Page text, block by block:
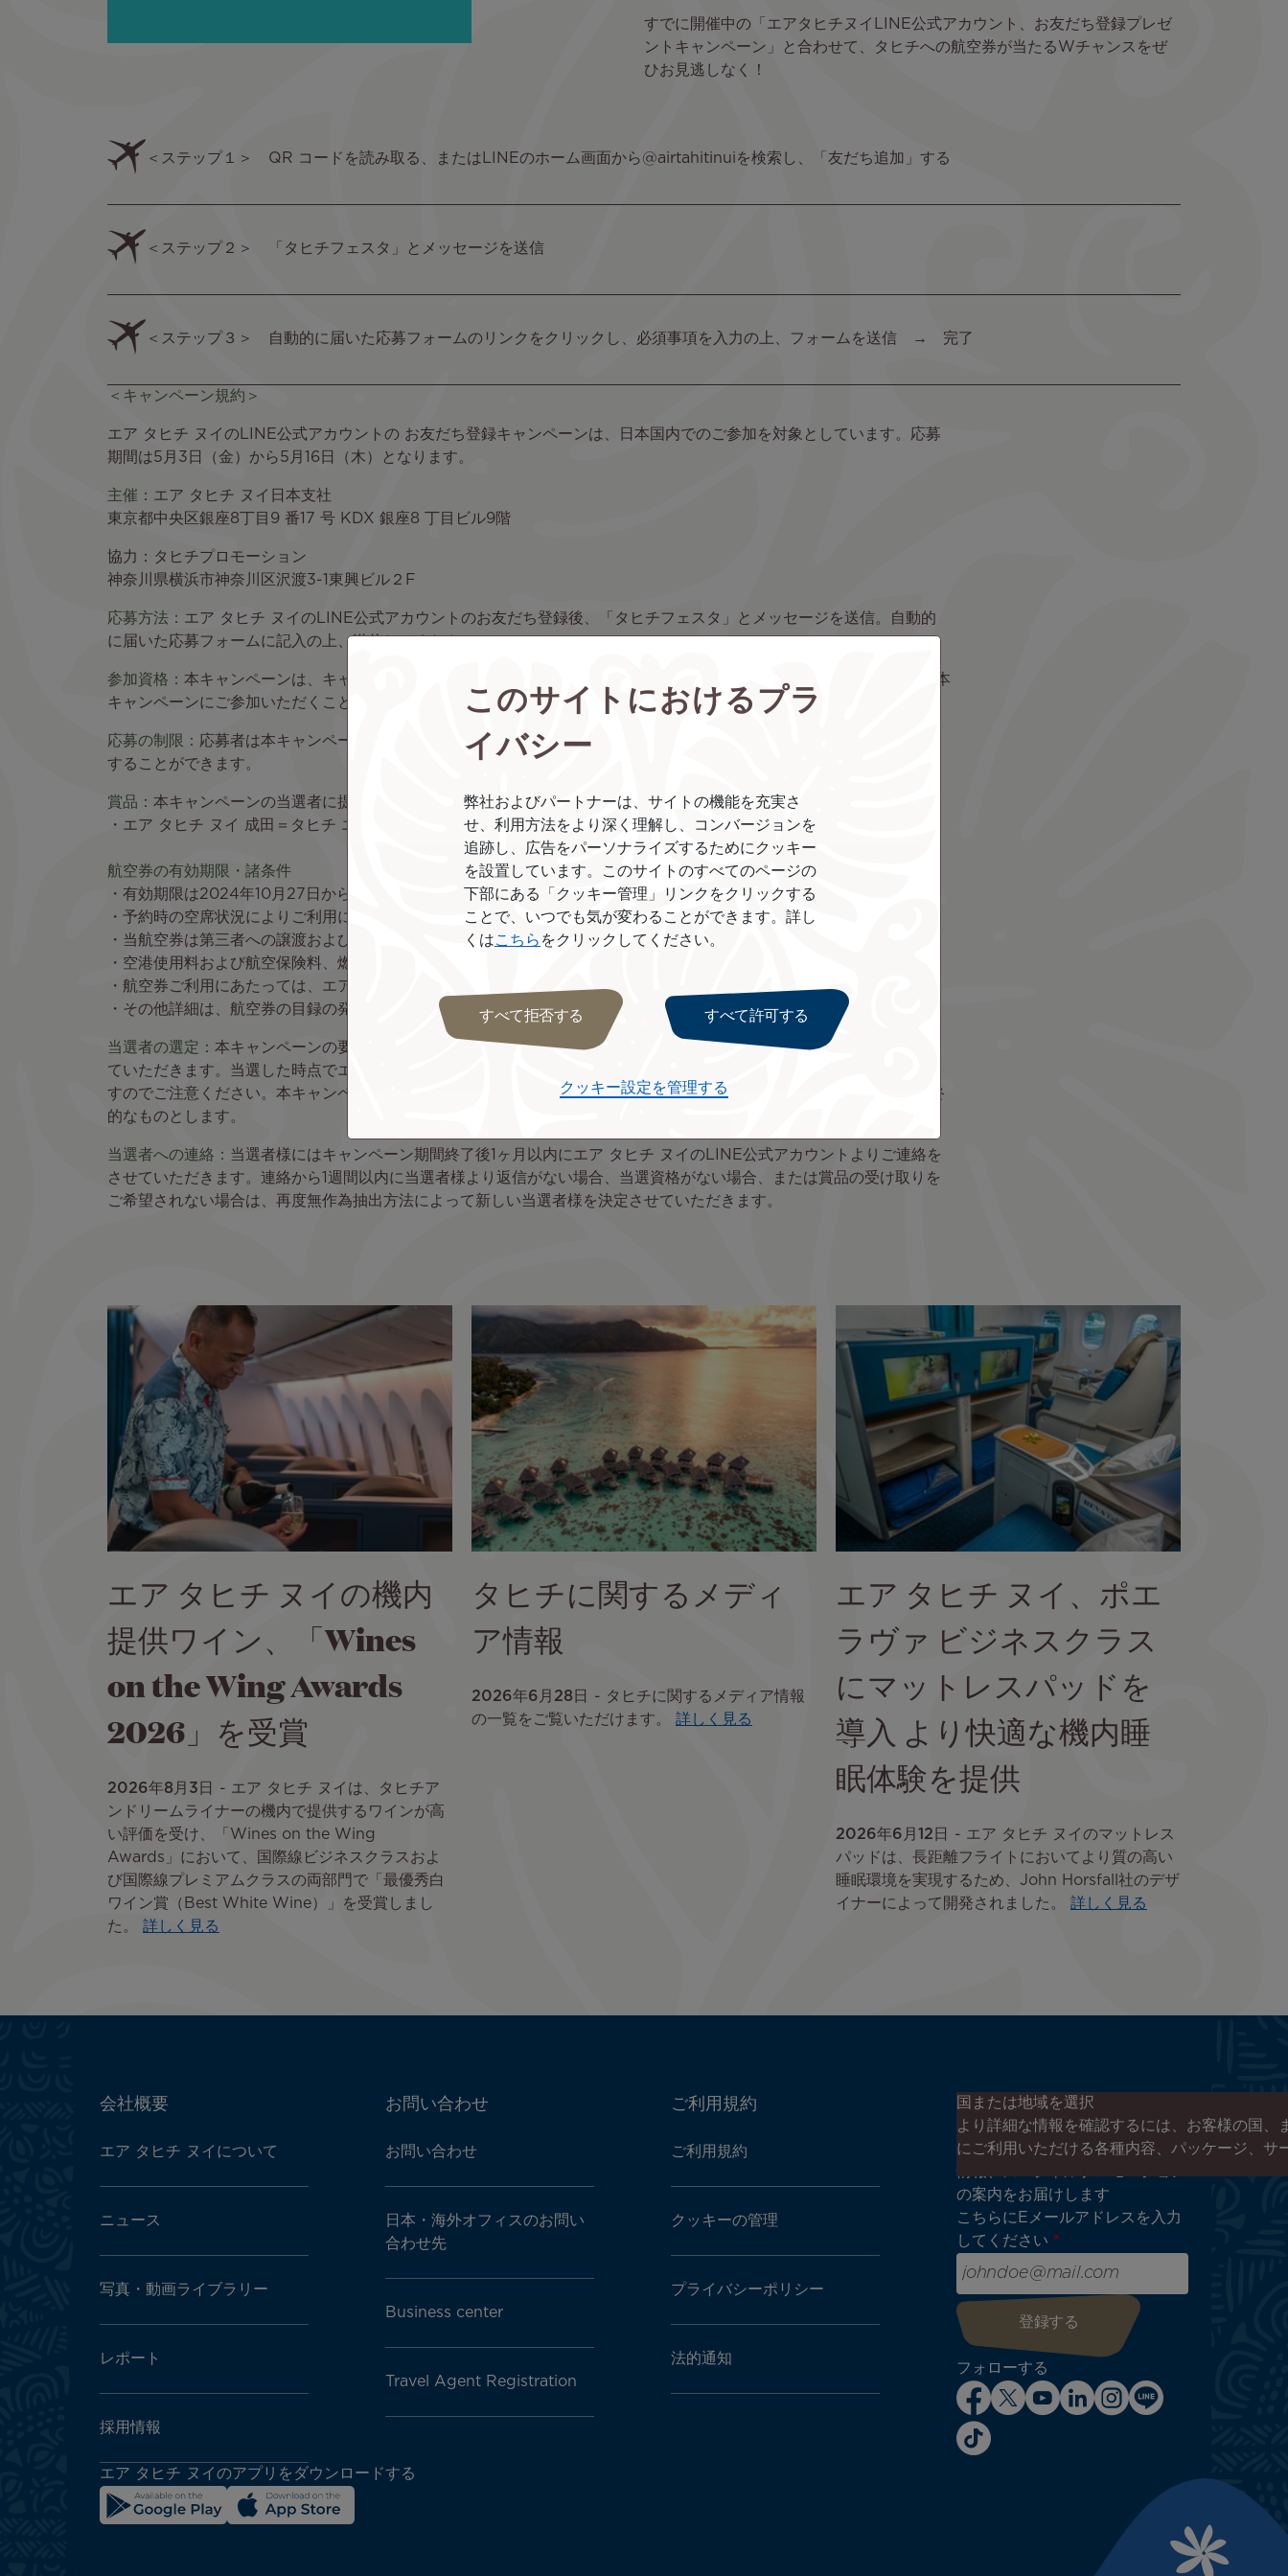
すでに開催中の「エアタヒチヌイLINE公式アカウント、お友だち登録プレゼ
ントキャンペーン」と合わせて、タヒチへの航空券が当たるWチャンスをぜ
ひお見逃しなく！
Text
＜ステップ１＞ QR コードを読み取る、またはLINEのホーム画面から@airtahitinuiを検索し、「友だち追加」する
Text
＜ステップ２＞ 「タヒチフェスタ」とメッセージを送信
Text
＜ステップ３＞ 自動的に届いた応募フォームのリンクをクリックし、必須事項を入力の上、フォームを送信 → 完了
＜キャンペーン規約＞
エア タヒチ ヌイのLINE公式アカウントの お友だち登録キャンペーンは、日本国内でのご参加を対象としています。応募
期間は5月3日（金）から5月16日（木）となります。
主催： エア タヒチ ヌイ日本支社
東京都中央区銀座8丁目9 番17 号 KDX 銀座8 丁目ビル9階
協力： タヒチプロモーション
神奈川県横浜市神奈川区沢渡3-1東興ビル２F
応募方法 ： エア タヒチ ヌイのLINE公式アカウントのお友だち登録後、「タヒチフェスタ」とメッセージを送信。自動的
に届いた応募フォームに記入の上、送信してください。
参加資格： 本キャンペーンは、キャンペーン期間開始時点で18歳以上の日本居住者が対象となります。主催者の関係者は本
キャンペーンにご参加いただくことはできません。
応募の制限：
応募者は本キャンペーンの条件を満たさなければ無効となります。また、キャンペーン期間中に1回のみ応募
することができます。
賞品： 本キャンペーンの当選者に提供される賞品は以下の通りです。
・エア タヒチ ヌイ 成田＝タヒチ エコノミークラス往復航空券 1組2名様
航空券の有効期限・諸条件
・有効期限は2024年10月27日から2025年4月25日 日本帰着となります。（※ご利用には除外日があります）
・予約時の空席状況によりご利用になれない便もございます。
・当航空券は第三者への譲渡および換金はできません。
・空港使用料および航空保険料、燃油サーチャージなどの諸税金および発券手数料はご当選者様のご負担となります。
・航空券ご利用にあたっては、エア タヒチ ヌイが最終的な決定権を留保することとなります。
・その他詳細は、航空券の目録の発送時にお知らせいたします。
当選者の選定： 本キャンペーンの要項を満たす応募者をキャンペーン期間終了後1ヶ月以内に厳正なる抽選の上、決定させ
ていただきます。当選した時点でエア タヒチ ヌイのLINE公式アカウントをブロックしていた場合、当選は無効となりま
すのでご注意ください。本キャンペーンの抽選に関するすべての事項に関し、主催者であるエア タヒチ ヌイの決定を最終
的なものとします。
当選者への連絡： 当選者様にはキャンペーン期間終了後1ヶ月以内にエア タヒチ ヌイのLINE公式アカウントよりご連絡を
させていただきます。連絡から1週間以内に当選者様より返信がない場合、当選資格がない場合、または賞品の受け取りを
ご希望されない場合は、再度無作為抽出方法によって新しい当選者様を決定させていただきます。
エア タヒチ ヌイの機内
提供ワイン、「Wines
on the Wing Awards
2026」を受賞
2026年8月3日
エア タヒチ ヌイは、タヒチア
ンドリームライナーの機内で提供するワインが高
い評価を受け、「Wines on the Wing
Awards」において、国際線ビジネスクラスおよ
び国際線プレミアムクラスの両部門で「最優秀白
ワイン賞（Best White Wine）」を受賞しまし
た。 詳しく見る
イ
ー
ジ
タヒチに関するメディ
ア情報
2026年6月28日
タヒチに関するメディア情報
の一覧をご覧いただけます。
詳しく見る
エア タヒチ ヌイ、ポエ
ラヴァ ビジネスクラス
にマットレスパッドを
導入 より快適な機内睡
眠体験を提供
2026年6月12日
エア タヒチ ヌイのマットレス
パッドは、長距離フライトにおいてより質の高い
睡眠環境を実現するため、John Horsfall社のデザ
イナーによって開発されました。
詳しく見る
ATN:
menu
会社概要
エア タヒチ ヌイについて
ニュース
写真・動画ライブラリー
レポート
採用情報
お問い合わせ
お問い合わせ
日本・海外オフィスのお問い
合わせ先
Business center
Travel Agent Registration
ご利用規約
ご利用規約
クッキーの管理
プライバシーポリシー
法的通知
エア タヒチ ヌイのアプリをダウンロードする
エア タヒチ ヌイのニュースレタ
ーに登録する
エア タヒチ ヌイやタヒチの最新
の案内をお届けします
こちらにEメールアドレスを入力
してください
フォローする
国または地域を選択
より詳細な情報を確認するには、お客様の国
にご利用いただける各種内容、パッケージ、サ
このサイトにおけるプラ
イバシー
弊社およびパートナーは、サイトの機能を充実さ
せ、利用方法をより深く理解し、コンバージョンを
追跡し、広告をパーソナライズするためにクッキー
を設置しています。このサイトのすべてのページの
下部にある「クッキー管理」リンクをクリックする
ことで、いつでも気が変わることができます。詳し
くは こちら をクリックしてください。
すべて拒否する すべて許可する
クッキー設定を管理する